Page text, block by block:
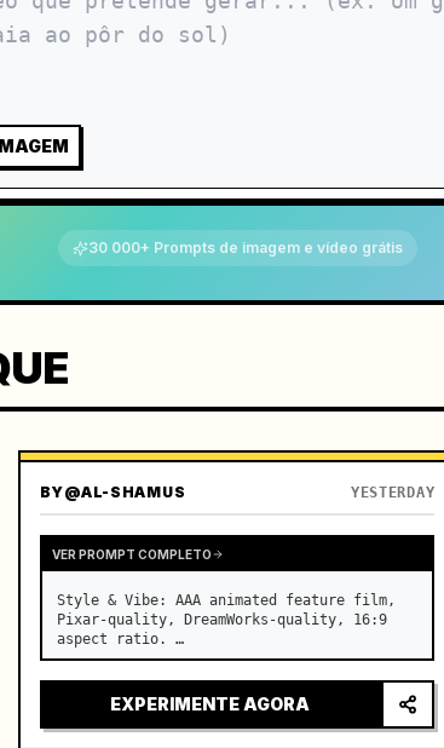
30 000+ Prompts de imagem e vídeo grátis
BY@AL-SHAMUS YESTERDAY
VER PROMPT COMPLETO
Style & Vibe: AAA animated feature film,
Pixar-quality, DreamWorks-quality, 16:9
aspect ratio. …
EXPERIMENTE AGORA